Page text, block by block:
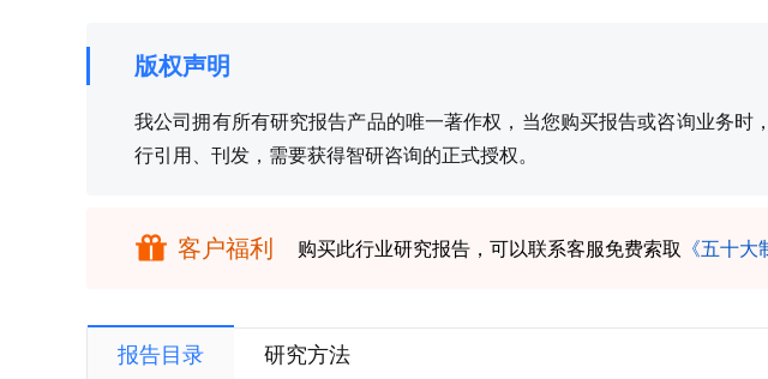
版权声明
我公司拥有所有研究报告产品的唯一著作权，当您购买报告或咨询业务
行引用、刊发，需要获得智研咨询的正式授权。
客户福利 购买此行业研究报告，可以联系客服免费索取 《五十大
报告目录 研究方法